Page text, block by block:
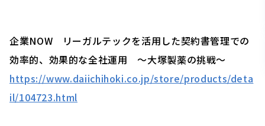
企業NOW リーガルテックを活用した契約書管理での
効率的、効果的な全社運用 ～大塚製薬の挑戦～
https://www.daiichihoki.co.jp/store/products/deta
il/104723.html